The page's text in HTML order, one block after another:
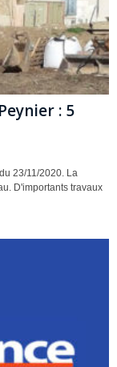
: 5
23/11/2020. La
D'importants travaux